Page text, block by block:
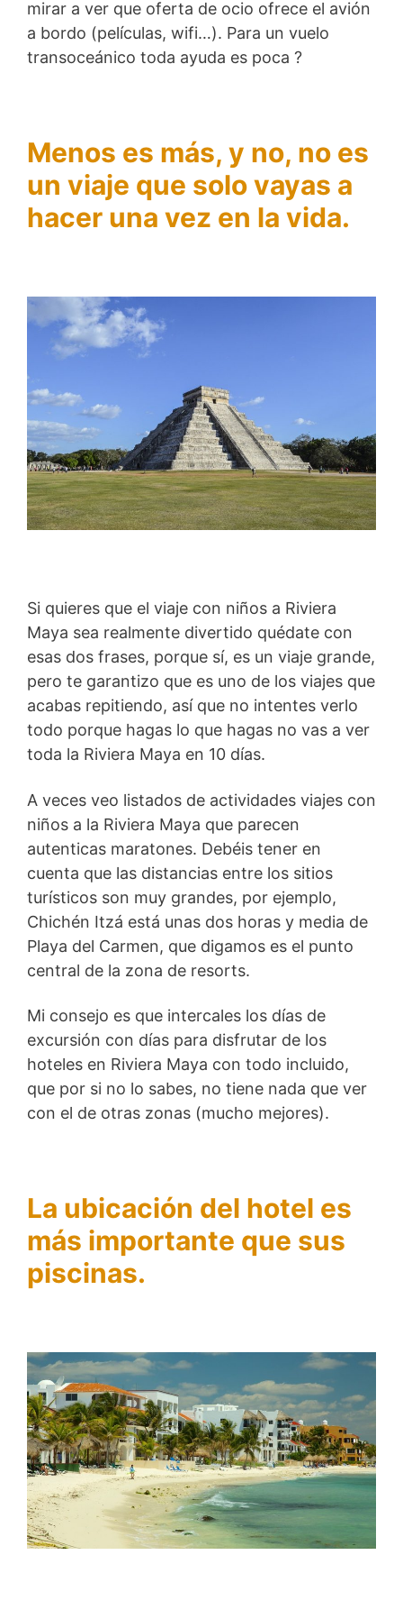
mirar a ver que oferta de ocio ofrece el avión
a bordo (películas, wifi…). Para un vuelo
transoceánico toda ayuda es poca ?
Menos es más, y no, no es
un viaje que solo vayas a
hacer una vez en la vida.
Si quieres que el viaje con niños a Riviera
Maya sea realmente divertido quédate con
esas dos frases, porque sí, es un viaje grande,
pero te garantizo que es uno de los viajes que
acabas repitiendo, así que no intentes verlo
todo porque hagas lo que hagas no vas a ver
toda la Riviera Maya en 10 días.
A veces veo listados de actividades viajes con
niños a la Riviera Maya que parecen
autenticas maratones. Debéis tener en
cuenta que las distancias entre los sitios
turísticos son muy grandes, por ejemplo,
Chichén Itzá está unas dos horas y media de
Playa del Carmen, que digamos es el punto
central de la zona de resorts.
Mi consejo es que intercales los días de
excursión con días para disfrutar de los
hoteles en Riviera Maya con todo incluido,
que por si no lo sabes, no tiene nada que ver
con el de otras zonas (mucho mejores).
La ubicación del hotel es
más importante que sus
piscinas.